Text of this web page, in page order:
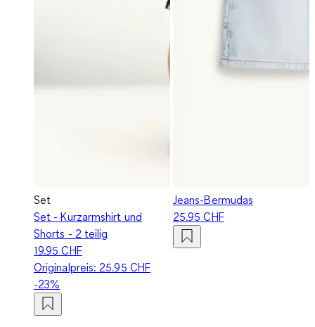
Set
Set - Kurzarmshirt und
Shorts - 2 teilig
19.95 CHF
Originalpreis: 25.95 CHF
-23%
Jeans-Bermudas
25.95 CHF